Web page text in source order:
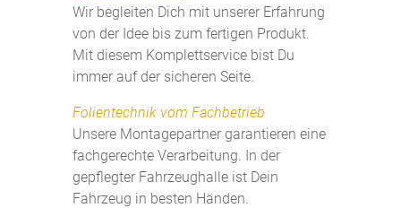
Wir begleiten Dich mit unserer Erfahrung
von der Idee bis zum fertigen Produkt.
Mit diesem Komplettservice bist Du
immer auf der sicheren Seite.
Folientechnik vom Fachbetrieb
Unsere Montagepartner garantieren eine
fachgerechte Verarbeitung. In der
gepflegter Fahrzeughalle ist Dein
Fahrzeug in besten Händen.